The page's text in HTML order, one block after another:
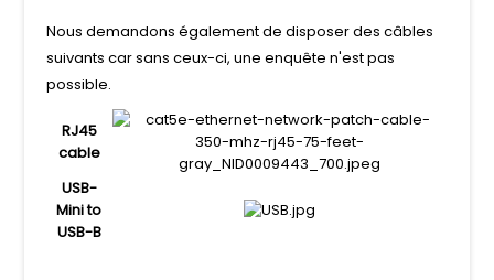
Nous demandons également de disposer des câbles
suivants car sans ceux-ci, une enquête n'est pas
possible.
RJ45
cable
USB-
Mini to
USB-B